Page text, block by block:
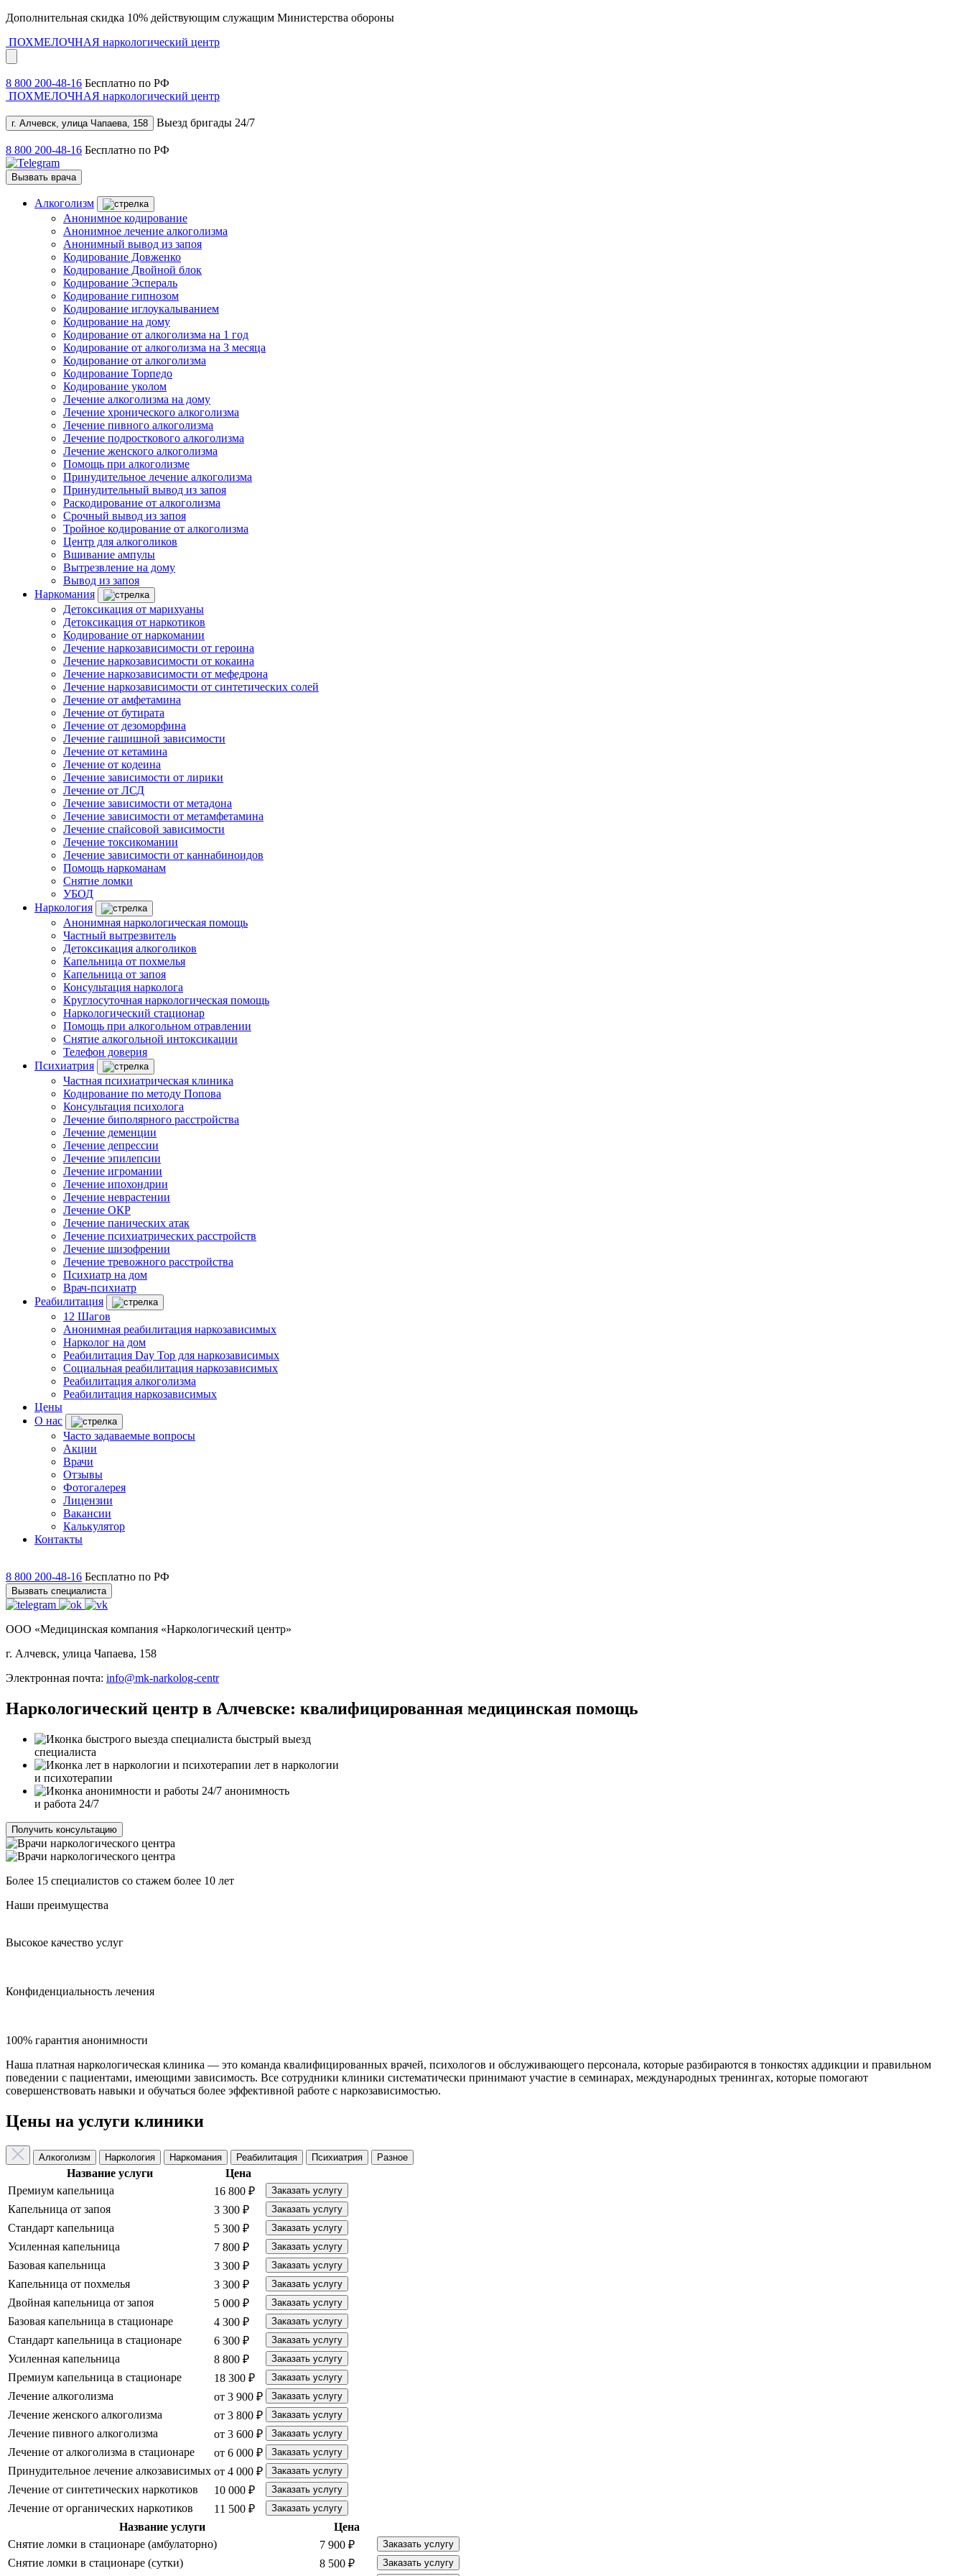
Дополнительная скидка 10% действующим служащим Министерства обороны
ПОХМЕЛОЧНАЯ наркологический центр
8 800 200-48-16 Бесплатно по РФ
ПОХМЕЛОЧНАЯ наркологический центр
г. Алчевск, улица Чапаева, 158 Выезд бригады 24/7
8 800 200-48-16 Бесплатно по РФ
Вызвать врача
Алкоголизм
Анонимное кодирование
Анонимное лечение алкоголизма
Анонимный вывод из запоя
Кодирование Довженко
Кодирование Двойной блок
Кодирование Эспераль
Кодирование гипнозом
Кодирование иглоукалыванием
Кодирование на дому
Кодирование от алкоголизма на 1 год
Кодирование от алкоголизма на 3 месяца
Кодирование от алкоголизма
Кодирование Торпедо
Кодирование уколом
Лечение алкоголизма на дому
Лечение хронического алкоголизма
Лечение пивного алкоголизма
Лечение подросткового алкоголизма
Лечение женского алкоголизма
Помощь при алкоголизме
Принудительное лечение алкоголизма
Принудительный вывод из запоя
Раскодирование от алкоголизма
Срочный вывод из запоя
Тройное кодирование от алкоголизма
Центр для алкоголиков
Вшивание ампулы
Вытрезвление на дому
Вывод из запоя
Наркомания
Детоксикация от марихуаны
Детоксикация от наркотиков
Кодирование от наркомании
Лечение наркозависимости от героина
Лечение наркозависимости от кокаина
Лечение наркозависимости от мефедрона
Лечение наркозависимости от синтетических солей
Лечение от амфетамина
Лечение от бутирата
Лечение от дезоморфина
Лечение гашишной зависимости
Лечение от кетамина
Лечение от кодеина
Лечение зависимости от лирики
Лечение от ЛСД
Лечение зависимости от метадона
Лечение зависимости от метамфетамина
Лечение спайсовой зависимости
Лечение токсикомании
Лечение зависимости от каннабиноидов
Помощь наркоманам
Снятие ломки
УБОД
Наркология
Анонимная наркологическая помощь
Частный вытрезвитель
Детоксикация алкоголиков
Капельница от похмелья
Капельница от запоя
Консультация нарколога
Круглосуточная наркологическая помощь
Наркологический стационар
Помощь при алкогольном отравлении
Снятие алкогольной интоксикации
Телефон доверия
Психиатрия
Частная психиатрическая клиника
Кодирование по методу Попова
Консультация психолога
Лечение биполярного расстройства
Лечение деменции
Лечение депрессии
Лечение эпилепсии
Лечение игромании
Лечение ипохондрии
Лечение неврастении
Лечение ОКР
Лечение панических атак
Лечение психиатрических расстройств
Лечение шизофрении
Лечение тревожного расстройства
Психиатр на дом
Врач-психиатр
Реабилитация
12 Шагов
Анонимная реабилитация наркозависимых
Нарколог на дом
Реабилитация Day Top для наркозависимых
Социальная реабилитация наркозависимых
Реабилитация алкоголизма
Реабилитация наркозависимых
Цены
О нас
Часто задаваемые вопросы
Акции
Врачи
Отзывы
Фотогалерея
Лицензии
Вакансии
Калькулятор
Контакты
8 800 200-48-16 Бесплатно по РФ
Вызвать специалиста
ООО «Медицинская компания «Наркологический центр»
г. Алчевск, улица Чапаева, 158
Электронная почта: info@mk-narkolog-centr
Наркологический центр в Алчевске: квалифицированная медицинская помощь
быстрый выезд
специалиста
лет в наркологии
и психотерапии
анонимность
и работа 24/7
Получить консультацию
Более 15 специалистов со стажем более 10 лет
Наши преимущества
Высокое качество услуг
Конфиденциальность лечения
100% гарантия анонимности
Наша платная наркологическая клиника — это команда квалифицированных врачей, психологов и обслуживающего персонала, которые разбираются в тонкостях аддикции и правильном
поведении с пациентами, имеющими зависимость. Все сотрудники клиники систематически принимают участие в семинарах, международных тренингах, которые помогают
совершенствовать навыки и обучаться более эффективной работе с наркозависимостью.
Цены на услуги клиники
Алкоголизм Наркология Наркомания Реабилитация Психиатрия Разное
Название услуги
Цена
Премиум капельница
16 800 ₽ Заказать услугу
Капельница от запоя 3 300 ₽ Заказать услугу
Стандарт капельница 5 300 ₽ Заказать услугу
Усиленная капельница 7 800 ₽ Заказать услугу
Базовая капельница 3 300 ₽ Заказать услугу
Капельница от похмелья 3 300 ₽ Заказать услугу
Двойная капельница от запоя 5 000 ₽ Заказать услугу
Базовая капельница в стационаре 4 300 ₽ Заказать услугу
Стандарт капельница в стационаре 6 300 ₽ Заказать услугу
Усиленная капельница 8 800 ₽ Заказать услугу
Премиум капельница в стационаре 18 300 ₽ Заказать услугу
Лечение алкоголизма от 3 900 ₽ Заказать услугу
Лечение женского алкоголизма от 3 800 ₽ Заказать услугу
Лечение пивного алкоголизма от 3 600 ₽ Заказать услугу
Лечение от алкоголизма в стационаре от 6 000 ₽ Заказать услугу
Принудительное лечение алкозависимых от 4 000 ₽ Заказать услугу
Лечение от синтетических наркотиков 10 000 ₽ Заказать услугу
Лечение от органических наркотиков 11 500 ₽ Заказать услугу
Название услуги
Цена
Снятие ломки в стационаре (амбулаторно)
7 900 ₽ Заказать услугу
Снятие ломки в стационаре (сутки) 8 500 ₽ Заказать услугу